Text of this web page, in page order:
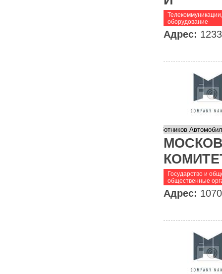
оборудование
Адрес:
Государство и
общественные
Адрес: